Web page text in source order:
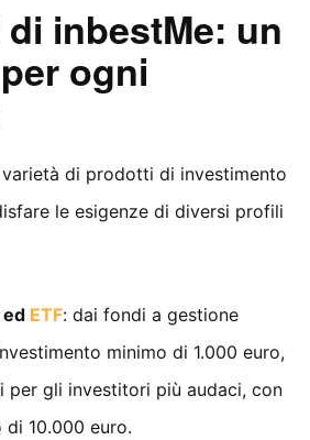
inbestMe: un
ogni
di prodotti di investimento
le esigenze di diversi profili
ed ETF: dai fondi a gestione
minimo di 1.000 euro,
per gli investitori più audaci, con
di 10.000 euro.